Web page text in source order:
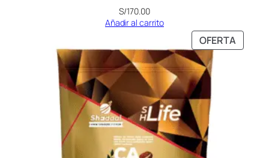
S/170.00
Añadir al carrito
OFERTA
EN